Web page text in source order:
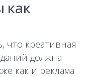
как
что креативная
должна
как и реклама